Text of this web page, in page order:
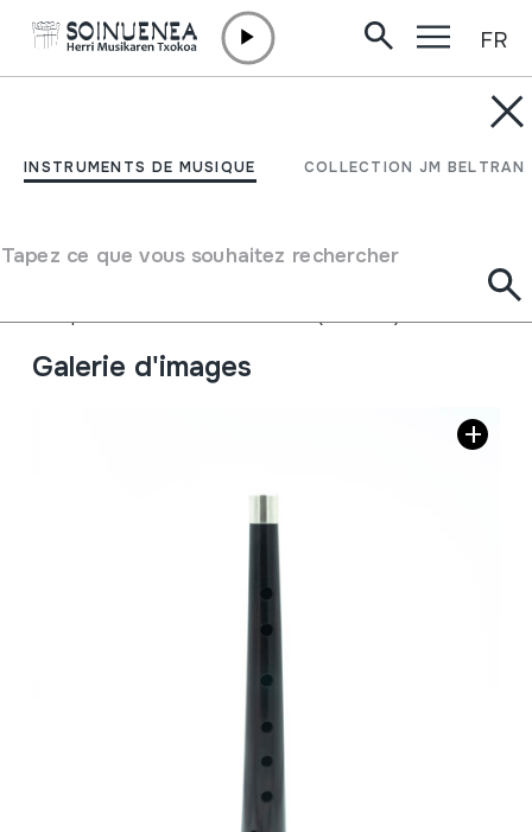
INSTRUMENTS DE MUSIQUE COLLECTION JM BELTRAN
Tapez ce que vous souhaitez rechercher
FR
DULTZAINA; DULZAINA;
Auteur
Gancedo, Jose Mari
Aérophones->Anches->Double (hautbois)
Galerie d'images